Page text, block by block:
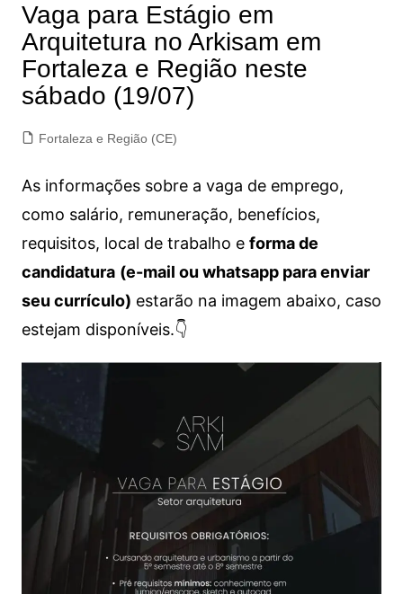
Vaga para Estágio em
Arquitetura no Arkisam em
Fortaleza e Região neste
sábado (19/07)
Fortaleza e Região (CE)
As informações sobre a vaga de emprego,
como salário, remuneração, benefícios,
requisitos, local de trabalho e forma de
candidatura (e-mail ou whatsapp para enviar
seu currículo) estarão na imagem abaixo, caso
estejam disponíveis.👇